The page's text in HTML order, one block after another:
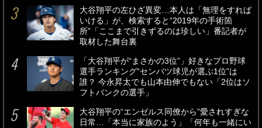
大谷翔平の左ひざ異変…本人は「無理をすれば
いける」が、検索すると“2019年の手術箇
所”「ここまで引きずるのは珍しい」番記者が
取材した舞台裏
「大谷翔平が“まさかの3位”」好きなプロ野球
選手ランキング“センバツ球児が選ぶ1位”は
誰？ 今永昇太でも山本由伸でもない「2位はソ
フトバンクの選手」
大谷翔平の“エンゼルス同僚から”愛されすぎな
日常…「本当に家族のよう」「何年も一緒にい